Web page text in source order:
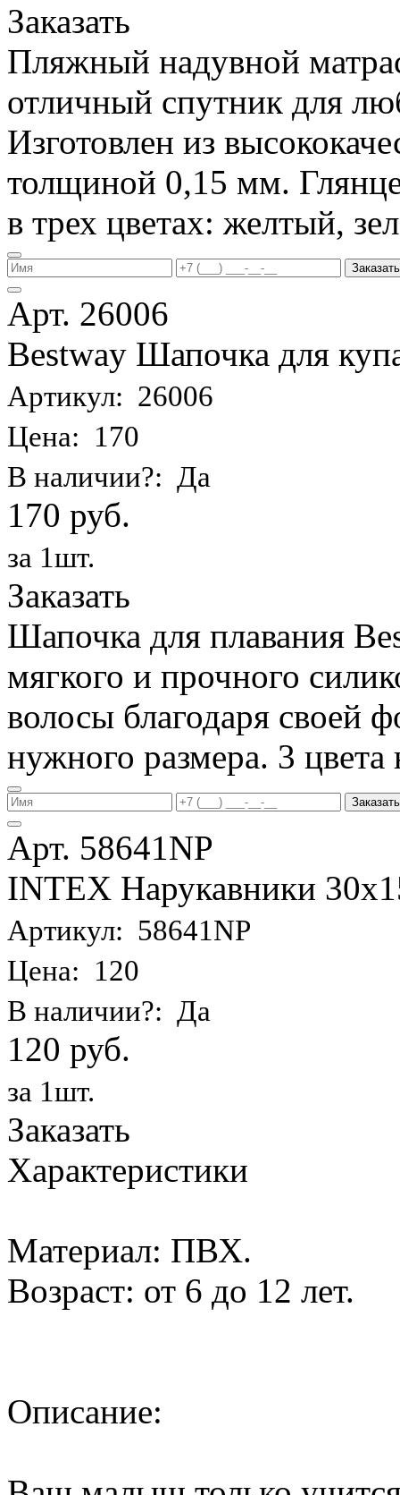
Заказать
Пляжный надувной
отличный спутник для
Изготовлен из
толщиной 0,15 мм.
в трех цветах: желтый,
Заказать
Арт. 26006
Bestway Шапочка для
Артикул: 26006
Цена: 170
В наличии?: Да
170 руб.
за 1шт.
Заказать
Шапочка для плавания
мягкого и прочного
волосы благодаря своей
нужного размера. 3
Заказать
Арт. 58641NP
INTEX Нарукавники
Артикул: 58641NP
Цена: 120
В наличии?: Да
120 руб.
за 1шт.
Заказать
Характеристики
Материал: ПВХ.
Возраст: от 6 до 12 лет.
Описание: